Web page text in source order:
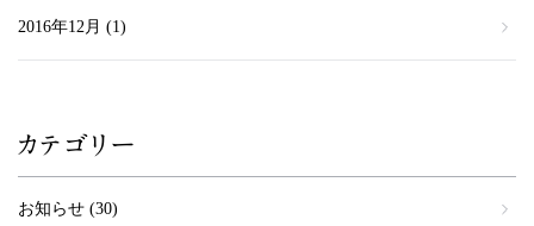
2016年12月 (1)
カテゴリー
お知らせ (30)